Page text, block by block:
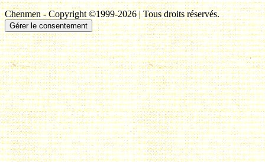
Chenmen - Copyright ©1999-2026 | Tous droits réservés.
Gérer le consentement